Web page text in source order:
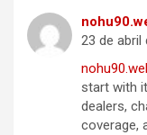
23 de abril
start with
dealers,
coverage,